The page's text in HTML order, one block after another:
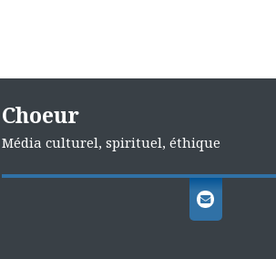
Choeur
Média culturel, spirituel, éthique